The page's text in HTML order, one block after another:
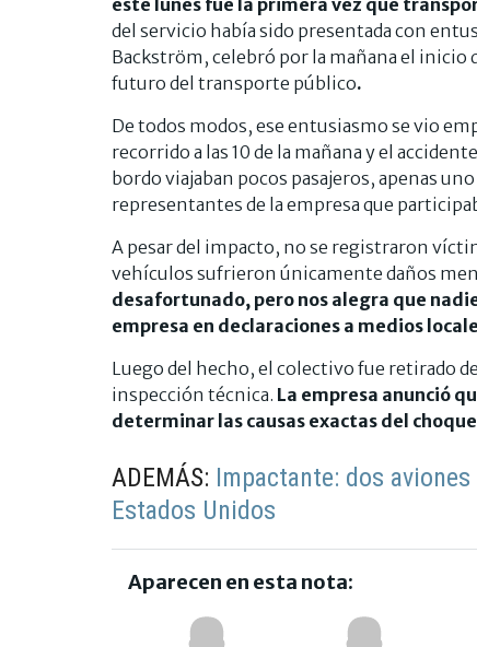
del servicio había sido presentada con
Backström, celebró por la mañana el inicio
futuro del transporte público.
De todos modos, ese entusiasmo se vio
recorrido a las 10 de la mañana y el
bordo viajaban pocos pasajeros, apenas
representantes de la empresa que
A pesar del impacto, no se registraron
vehículos sufrieron únicamente daños
desafortunado, pero nos alegra que
empresa en declaraciones a medios
Luego del hecho, el colectivo fue retirado
inspección técnica. La empresa anunció
determinar las causas exactas del choque
ADEMÁS: Impactante: dos
Estados Unidos
Aparecen en esta nota: